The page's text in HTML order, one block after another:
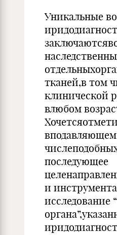
Уникальные
тканей,в том
клинической
влюбом
вподавляющем
последующее
и
исследование